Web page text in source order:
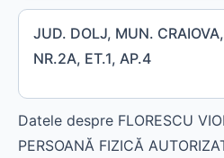
JUD. DOLJ, MUN.
NR.2A, ET.1, AP.4
Datele despre FLORESCU
PERSOANĂ FIZICĂ